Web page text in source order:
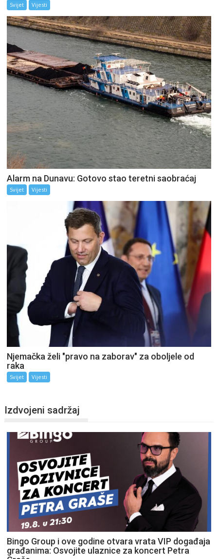
Svijet Vijesti
Alarm na Dunavu: Gotovo stao teretni saobraćaj
Svijet Vijesti
Njemačka želi "pravo na zaborav" za oboljele od
raka
Svijet Vijesti
Izdvojeni sadržaj
Bingo Group i ove godine otvara vrata VIP događaja
građanima: Osvojite ulaznice za koncert Petra